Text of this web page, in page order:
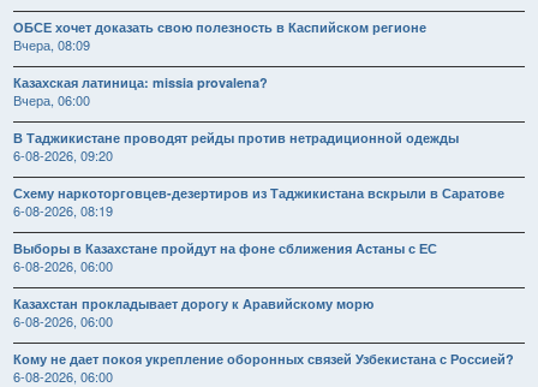
ОБСЕ хочет доказать свою полезность в Каспийском регионе
Вчера, 08:09
Казахская латиница: missia provalena?
Вчера, 06:00
В Таджикистане проводят рейды против нетрадиционной одежды
6-08-2026, 09:20
Схему наркоторговцев-дезертиров из Таджикистана вскрыли в Саратове
6-08-2026, 08:19
Выборы в Казахстане пройдут на фоне сближения Астаны с ЕС
6-08-2026, 06:00
Казахстан прокладывает дорогу к Аравийскому морю
6-08-2026, 06:00
Кому не дает покоя укрепление оборонных связей Узбекистана с Россией?
6-08-2026, 06:00